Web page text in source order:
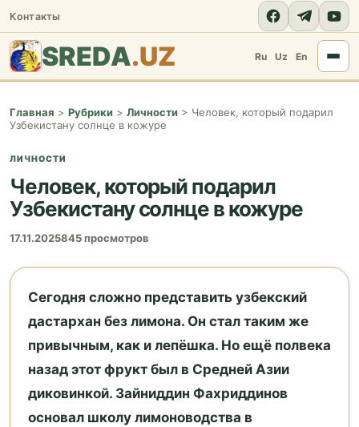
Контакты
SREDA.UZ Ru Uz En
Главная > Рубрики > Личности > Человек, который подарил
Узбекистану солнце в кожуре
ЛИЧНОСТИ
Человек, который подарил
Узбекистану солнце в кожуре
17.11.2025845 просмотров
Сегодня сложно представить узбекский
дастархан без лимона. Он стал таким же
привычным, как и лепёшка. Но ещё полвека
назад этот фрукт был в Средней Азии
диковинкой. Зайниддин Фахриддинов
основал школу лимоноводства в